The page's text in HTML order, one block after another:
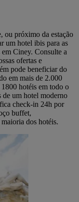
ou próximo da estação
um hotel ibis para as
Ciney. Consulte a
ofertas e
pode beneficiar do
em mais de 2.000
hotéis em todo o
de um hotel moderno
check-in 24h por
buffet,
dos hotéis.